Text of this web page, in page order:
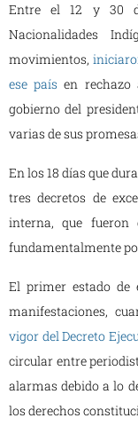
Entre el 12 y 30
Nacionalidades
movimientos,
ese país en rechazo
gobierno del
varias de sus
En los 18 días que
tres decretos de
interna, que fueron
fundamentalmente
El primer estado de
manifestaciones,
vigor del Decreto
circular entre
alarmas debido a lo
los derechos